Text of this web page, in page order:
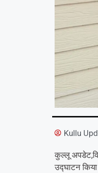
Kullu
कुल्लू
उद्घाटन किया